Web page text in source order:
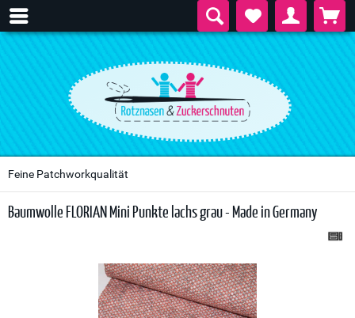
Feine Patchworkqualität
Baumwolle FLORIAN Mini Punkte lachs grau - Made in Germany